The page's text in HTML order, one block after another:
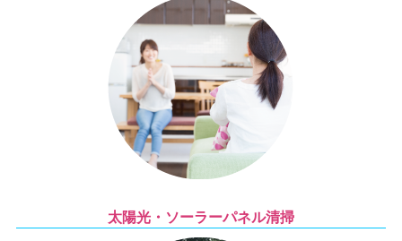
太陽光・ソーラーパネル清掃